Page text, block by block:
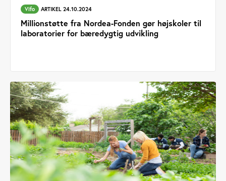
Vifo ARTIKEL 24.10.2024
Millionstøtte fra Nordea-Fonden gør højskoler til
laboratorier for bæredygtig udvikling